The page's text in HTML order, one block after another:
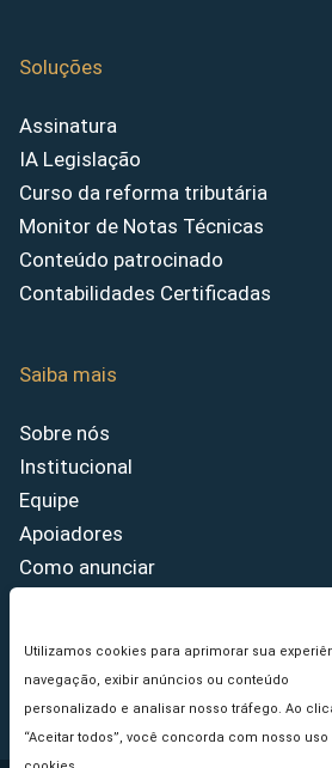
Utilizamos cookies para aprimorar sua
navegação, exibir anúncios ou conteúdo
personalizado e analisar nosso tráfego. Ao
“Aceitar todos”, você concorda com nosso uso
Soluções
Assinatura
IA Legislação
Curso da reforma tributária
Monitor de Notas Técnicas
Conteúdo patrocinado
Contabilidades Certificadas
Saiba mais
Sobre nós
Institucional
Equipe
Apoiadores
Como anunciar
Princípios Editoriais